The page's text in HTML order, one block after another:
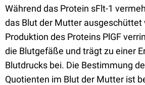
Während das Protein sFlt-1
das Blut der Mutter ausgeschüttet
Produktion des Proteins PlGF
die Blutgefäße und trägt zu einer
Blutdrucks bei. Die Bestimmung
Quotienten im Blut der Mutter ist